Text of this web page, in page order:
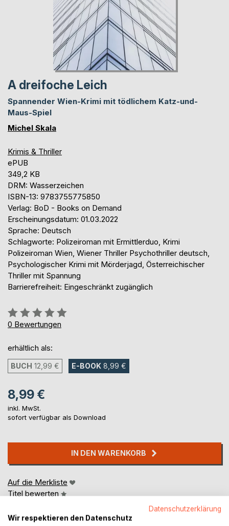
A dreifoche Leich
Spannender Wien-Krimi mit tödlichem Katz-und-
Maus-Spiel
Michel Skala
Krimis & Thriller
ePUB
349,2 KB
DRM: Wasserzeichen
ISBN-13: 9783755775850
Verlag: BoD - Books on Demand
Erscheinungsdatum: 01.03.2022
Sprache: Deutsch
Schlagworte: Polizeiroman mit Ermittlerduo, Krimi
Polizeiroman Wien, Wiener Thriller Psychothriller deutsch,
Psychologischer Krimi mit Mörderjagd, Österreichischer
Thriller mit Spannung
Barrierefreiheit: Eingeschränkt zugänglich
Bewertung::
0%
0 Bewertungen
erhältlich als:
BUCH 12,99 € E-BOOK 8,99 €
8,99 €
inkl. MwSt.
sofort verfügbar als Download
IN DEN WARENKORB
Auf die Merkliste
Titel bewerten
Datenschutzerklärung
Wir respektieren den Datenschutz